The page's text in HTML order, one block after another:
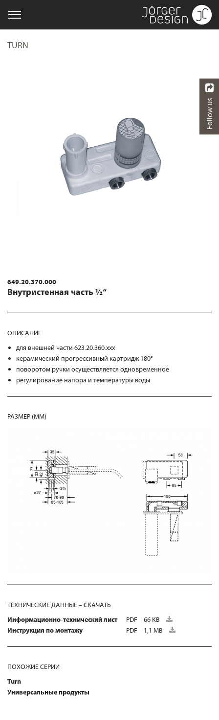
TURN
649.20.370.000
Внутристенная часть ½“
ОПИСАНИЕ
для внешней части 623.20.360.xxx
керамический прогрессивный картридж 180°
поворотом ручки осуществляется одновременное
регулирование напора и температуры воды
РАЗМЕР (MM)
ТЕХНИЧЕСКИЕ ДАННЫЕ – СКАЧАТЬ
Информационно-технический лист
PDF
66 KB
Инструкция по монтажу
PDF 1,1 MB
ПОХОЖИЕ СЕРИИ
Turn
Универсальные продукты
Follow us